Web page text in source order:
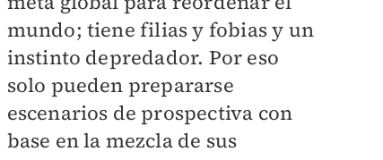
mundo; tiene filias y fobias y un
instinto depredador. Por eso
solo pueden prepararse
escenarios de prospectiva con
base en la mezcla de sus